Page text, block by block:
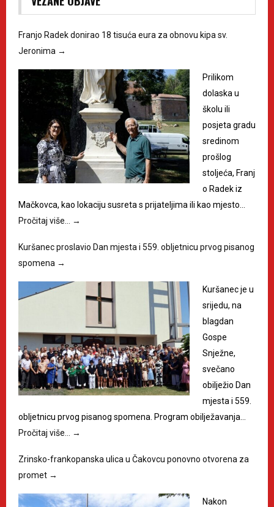
Franjo Radek donirao 18 tisuća eura za obnovu kipa sv.
Jeronima →
Prilikom
dolaska u
školu ili
posjeta gradu
sredinom
prošlog
stoljeća, Franj
o Radek iz
Mačkovca, kao lokaciju susreta s prijateljima ili kao mjesto…
Pročitaj više…
→
Kuršanec proslavio Dan mjesta i 559. obljetnicu prvog pisanog
spomena →
Kuršanec je u
srijedu, na
blagdan
Gospe
Snježne,
svečano
obilježio Dan
mjesta i 559.
obljetnicu prvog pisanog spomena. Program obilježavanja…
Pročitaj više…
→
Zrinsko-frankopanska ulica u Čakovcu ponovno otvorena za
promet →
Nakon